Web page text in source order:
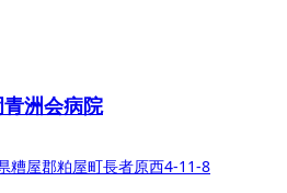
洲会病院
糟屋郡粕屋町長者原西4-11-8